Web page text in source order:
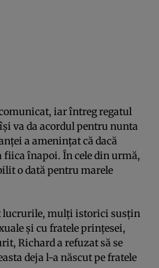
iar întreg regatul
va da acordul pentru nunta
a ameninţat că dacă
fiica înapoi. În cele din urmă,
o dată pentru marele
lucrurile, mulţi istorici susţin
şi cu fratele prinţesei,
Richard a refuzat să se
deja l-a născut pe fratele